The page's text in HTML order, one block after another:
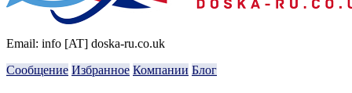
Email: info [AT] doska-ru.co.uk
Сообщение Избранное Компании Блог